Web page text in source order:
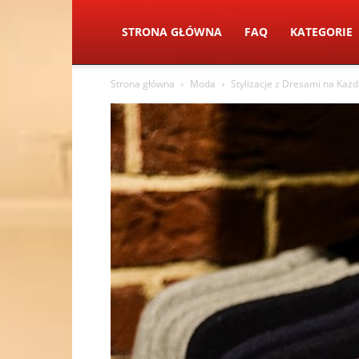
STRONA GŁÓWNA FAQ KATEGORIE
Strona główna Moda Stylizacje z Dresami na